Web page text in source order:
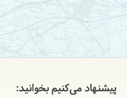
پیشنهاد می‌کنیم بخوانید: